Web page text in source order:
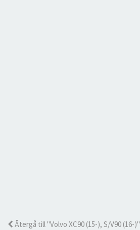
Återgå till "Volvo XC90 (15-), S/V90 (16-)"